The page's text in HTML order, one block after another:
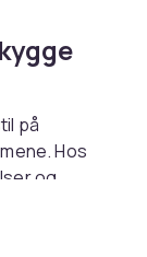
på
Hos
og
av